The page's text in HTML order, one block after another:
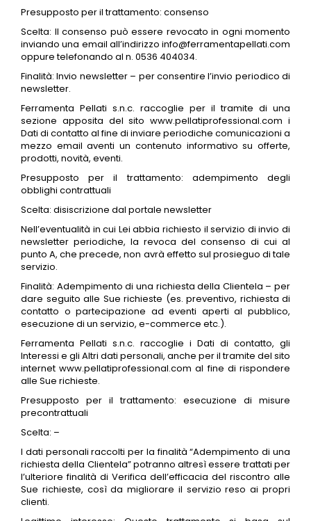
Presupposto per il trattamento: consenso
Scelta: Il consenso può essere revocato in ogni momento
inviando una email all’indirizzo info@ferramentapellati.com
oppure telefonando al n. 0536 404034.
Finalità: Invio newsletter – per consentire l’invio periodico di
newsletter.
Ferramenta Pellati s.n.c. raccoglie per il tramite di una
sezione apposita del sito www.pellatiprofessional.com i
Dati di contatto al fine di inviare periodiche comunicazioni a
mezzo email aventi un contenuto informativo su offerte,
prodotti, novità, eventi.
Presupposto per il trattamento: adempimento degli
obblighi contrattuali
Scelta: disiscrizione dal portale newsletter
Nell’eventualità in cui Lei abbia richiesto il servizio di invio di
newsletter periodiche, la revoca del consenso di cui al
punto A, che precede, non avrà effetto sul prosieguo di tale
servizio.
Finalità: Adempimento di una richiesta della Clientela – per
dare seguito alle Sue richieste (es. preventivo, richiesta di
contatto o partecipazione ad eventi aperti al pubblico,
esecuzione di un servizio, e-commerce etc.).
Ferramenta Pellati s.n.c. raccoglie i Dati di contatto, gli
Interessi e gli Altri dati personali, anche per il tramite del sito
internet www.pellatiprofessional.com al fine di rispondere
alle Sue richieste.
Presupposto per il trattamento: esecuzione di misure
precontrattuali
Scelta: –
I dati personali raccolti per la finalità “Adempimento di una
richiesta della Clientela” potranno altresì essere trattati per
l’ulteriore finalità di Verifica dell’efficacia del riscontro alle
Sue richieste, così da migliorare il servizio reso ai propri
clienti.